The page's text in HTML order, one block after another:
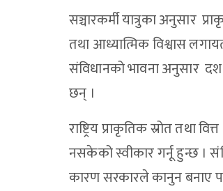
सञ्चारकर्मी यात्रुका अनुसार
तथा आध्यात्मिक विश्वास
संविधानको भावना अनुसार दश
छन् ।
राष्ट्रिय प्राकृतिक स्रोत
नसकेको स्वीकार गर्नू हुन्छ ।
कारण सरकारले कानुन बनाए